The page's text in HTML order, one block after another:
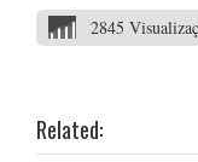
2845
Related: